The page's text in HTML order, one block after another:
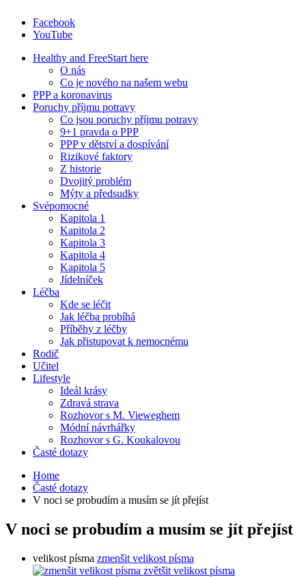
Facebook
YouTube
Healthy and FreeStart here
O nás
Co je nového na našem webu
PPP a koronavirus
Poruchy příjmu potravy
Co jsou poruchy příjmu potravy
9+1 pravda o PPP
PPP v dětství a dospívání
Rizikové faktory
Z historie
Dvojitý problém
Mýty a předsudky
Svépomocné
Kapitola 1
Kapitola 2
Kapitola 3
Kapitola 4
Kapitola 5
Jídelníček
Léčba
Kde se léčit
Jak léčba probíhá
Příběhy z léčby
Jak přistupovat k nemocnému
Rodič
Učitel
Lifestyle
Ideál krásy
Zdravá strava
Rozhovor s M. Vieweghem
Módní návrhářky
Rozhovor s G. Koukalovou
Časté dotazy
Home
Časté dotazy
V noci se probudím a musím se jít přejíst
V noci se probudím a musím se jít přejíst
velikost písma zmenšit velikost písma
zvětšit velikost písma